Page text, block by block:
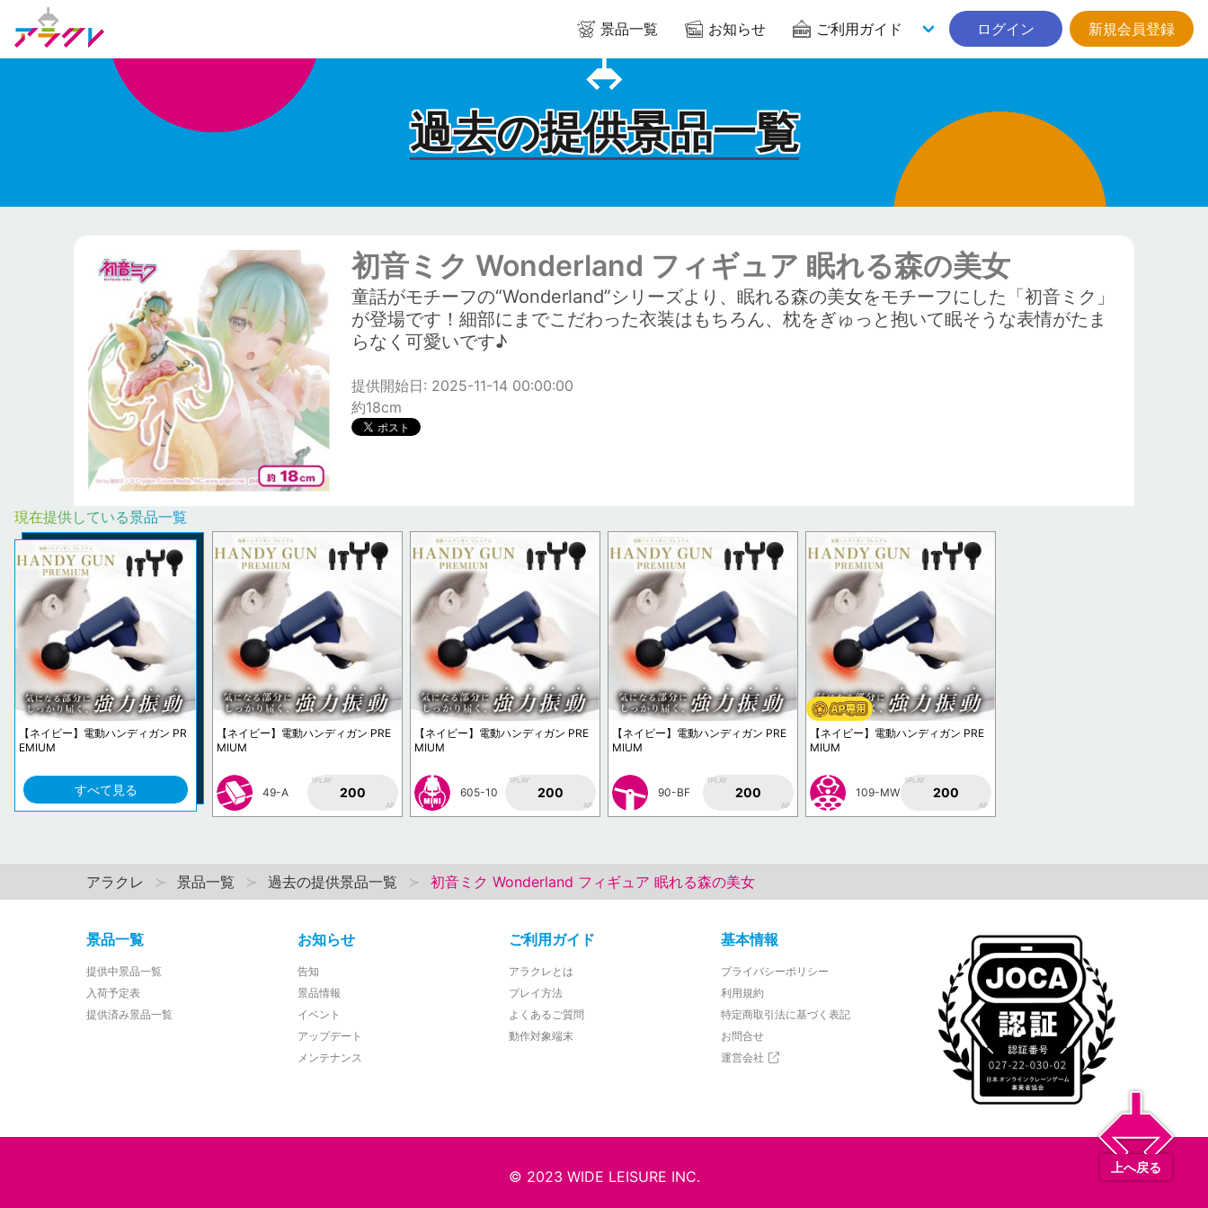
景品一覧 お知らせ ご利用ガイド ログイン 新規会員登録
過去の提供景品一覧
初音ミク Wonderland フィギュア 眠れる森の美女
童話がモチーフの“Wonderland”シリーズより、眠れる森の美女をモチーフにした「初音ミク」
が登場です！細部にまでこだわった衣装はもちろん、枕をぎゅっと抱いて眠そうな表情がたま
らなく可愛いです♪
提供開始日: 2025-11-14 00:00:00
約18cm
現在提供している景品一覧
【ネイビー】電動ハンディガン PR
EMIUM
すべて見る
【ネイビー】電動ハンディガン PRE
MIUM
49-A
1PLAY
200
AP
【ネイビー】電動ハンディガン PRE
MIUM
605-10
1PLAY
200
AP
【ネイビー】電動ハンディガン PRE
MIUM
90-BF
1PLAY
200
AP
【ネイビー】電動ハンディガン PRE
MIUM
109-MW
1PLAY
200
AP
アラクレ 景品一覧 過去の提供景品一覧 初音ミク Wonderland フィギュア 眠れる森の美女
景品一覧
提供中景品一覧
入荷予定表
提供済み景品一覧
お知らせ
告知
景品情報
イベント
アップデート
メンテナンス
ご利用ガイド
アラクレとは
プレイ方法
よくあるご質問
動作対象端末
基本情報
プライバシーポリシー
利用規約
特定商取引法に基づく表記
お問合せ
運営会社
© 2023 WIDE LEISURE INC.
上へ戻る